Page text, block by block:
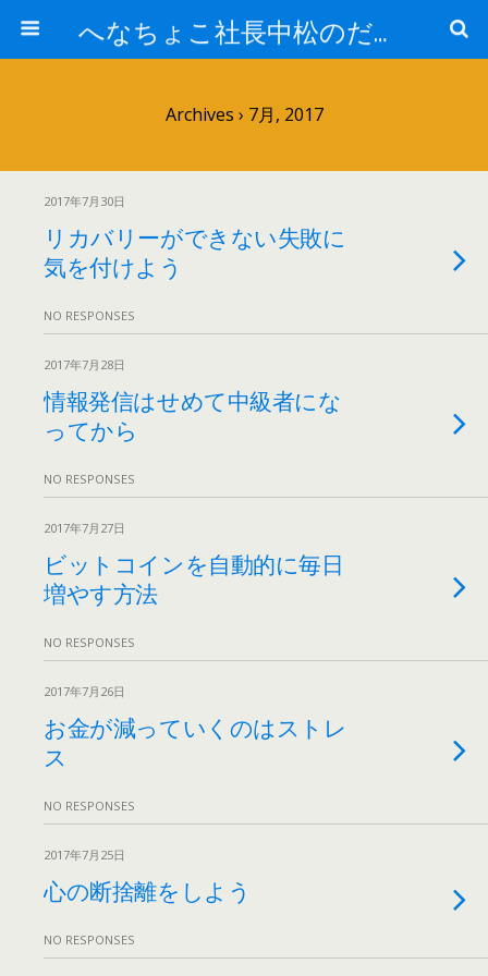
へなちょこ社長中松のだるだる日記
Archives › 7月, 2017
2017年7月30日
リカバリーができない失敗に
気を付けよう
NO RESPONSES
2017年7月28日
情報発信はせめて中級者にな
ってから
NO RESPONSES
2017年7月27日
ビットコインを自動的に毎日
増やす方法
NO RESPONSES
2017年7月26日
お金が減っていくのはストレ
ス
NO RESPONSES
2017年7月25日
心の断捨離をしよう
NO RESPONSES